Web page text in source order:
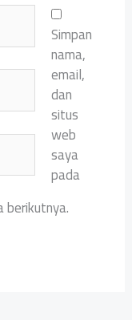
Simpan
nama,
email,
dan
situs
web
saya
pada
berikutnya.